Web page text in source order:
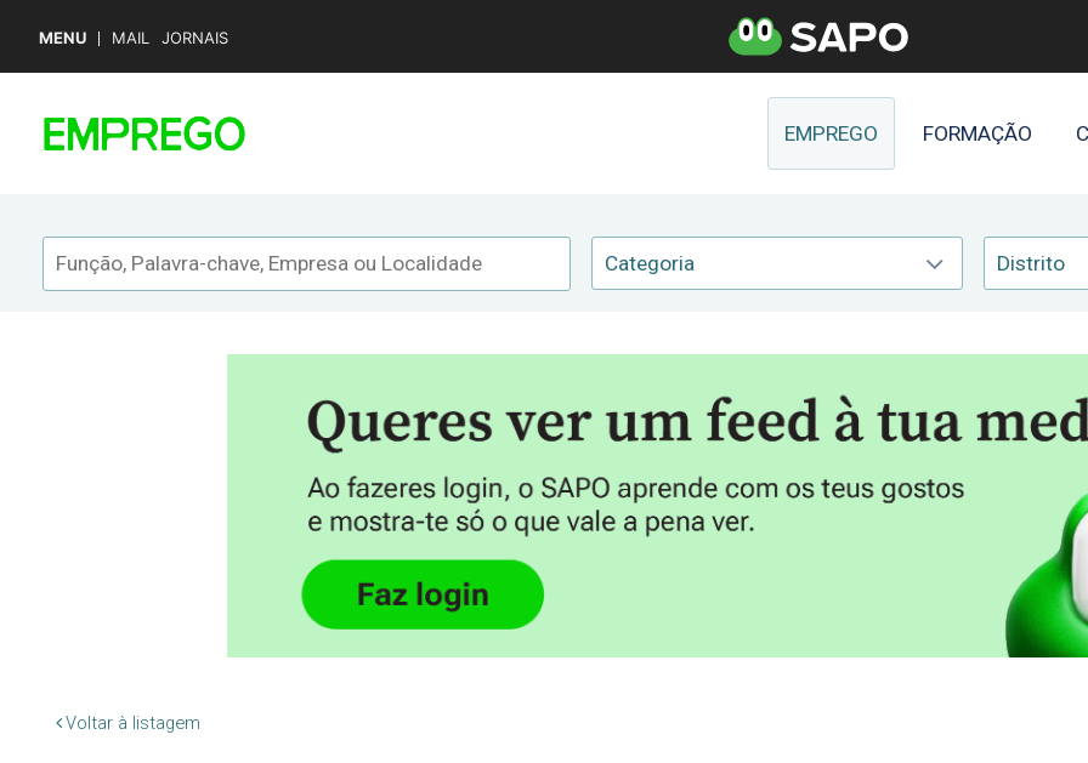
MENU MAIL JORNAIS
EMPREGO FORMAÇÃO
Categoria Distrito
Voltar à listagem